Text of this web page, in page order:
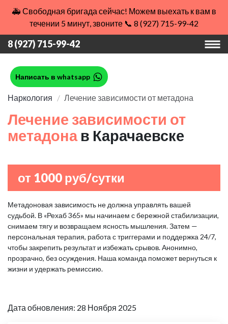
🚑 Свободная бригада сейчас! Можем выехать к вам в
течении 5 минут, звоните 📞 8 (927) 715-99-42
8 (927) 715-99-42
Написать в whatsapp
Наркология Лечение зависимости от метадона
Лечение зависимости от
метадона в Карачаевске
от 1000 руб/сутки
Метадоновая зависимость не должна управлять вашей
судьбой. В «Рехаб 365» мы начинаем с бережной стабилизации,
снимаем тягу и возвращаем ясность мышления. Затем —
персональная терапия, работа с триггерами и поддержка 24/7,
чтобы закрепить результат и избежать срывов. Анонимно,
прозрачно, без осуждения. Наша команда поможет вернуться к
жизни и удержать ремиссию.
Дата обновления: 28 Ноября 2025